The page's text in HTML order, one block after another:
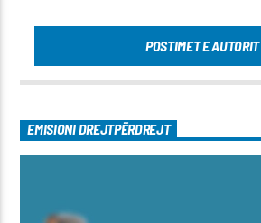
POSTIMET E AUTORIT
EMISIONI DREJTPËRDREJT